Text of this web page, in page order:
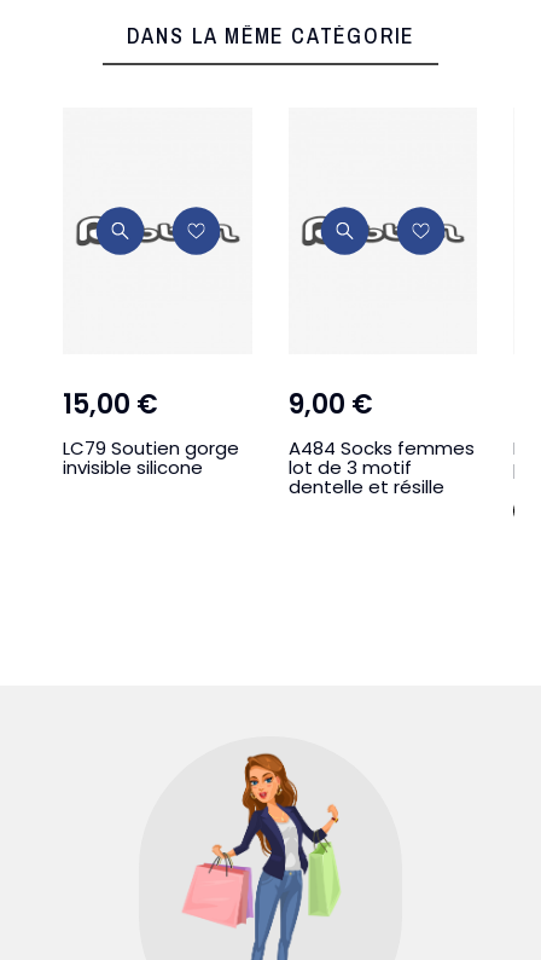
DANS LA MÊME CATÉGORIE
15,00 €
LC79 Soutien gorge
invisible silicone
9,00 €
A484 Socks femmes
lot de 3 motif
dentelle et résille